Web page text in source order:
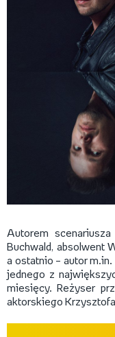
Autorem
Buchwald, absolwent
a ostatnio – autor m.in.
jednego z
miesięcy. Reżyser
aktorskiego